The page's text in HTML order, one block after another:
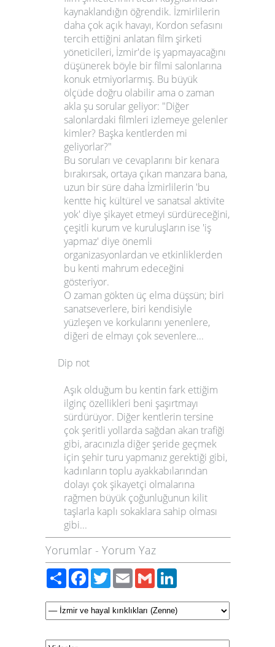
kaynaklandığın öğrendik. İzmirlilerin
daha çok açık havayı, Kordon sefasını
tercih ettiğini anlatan film şirketi
yöneticileri, İzmir'de iş yapmayacağını
düşünerek böyle bir filmi salonlarına
konuk etmiyorlarmış. Bu büyük
ölçüde doğru olabilir ama o zaman
akla şu sorular geliyor: "Diğer
salonlardaki filmleri izlemeye gelenler
kimler? Başka kentlerden mi
geliyorlar?"
Bu soruları ve cevaplarını bir kenara
bırakırsak, ortaya çıkan manzara bana,
uzun bir süre daha İzmirlilerin 'bu
kentte hiç kültürel ve sanatsal aktivite
yok' diye şikayet etmeyi sürdüreceğini,
çeşitli kurum ve kuruluşların ise 'iş
yapmaz' diye önemli
organizasyonlardan ve etkinliklerden
bu kenti mahrum edeceğini
gösteriyor.
O zaman gökten üç elma düşsün; biri
sanatseverlere, biri kendisiyle
yüzleşen ve korkularını yenenlere,
diğeri de elmayı çok sevenlere...
Dip not
Aşık olduğum bu kentin fark ettiğim
ilginç özellikleri beni şaşırtmayı
sürdürüyor. Diğer kentlerin tersine
çok şeritli yollarda sağdan akan trafiği
gibi, aracınızla diğer şeride geçmek
için şehir turu yapmanız gerektiği gibi,
kadınların toplu ayakkabılarından
dolayı çok şikayetçi olmalarına
rağmen büyük çoğunluğunun kilit
taşlarla kaplı sokaklara sahip olması
gibi...
Yorumlar - Yorum Yaz
PaylaşFacebook
TwitterEmailGmail